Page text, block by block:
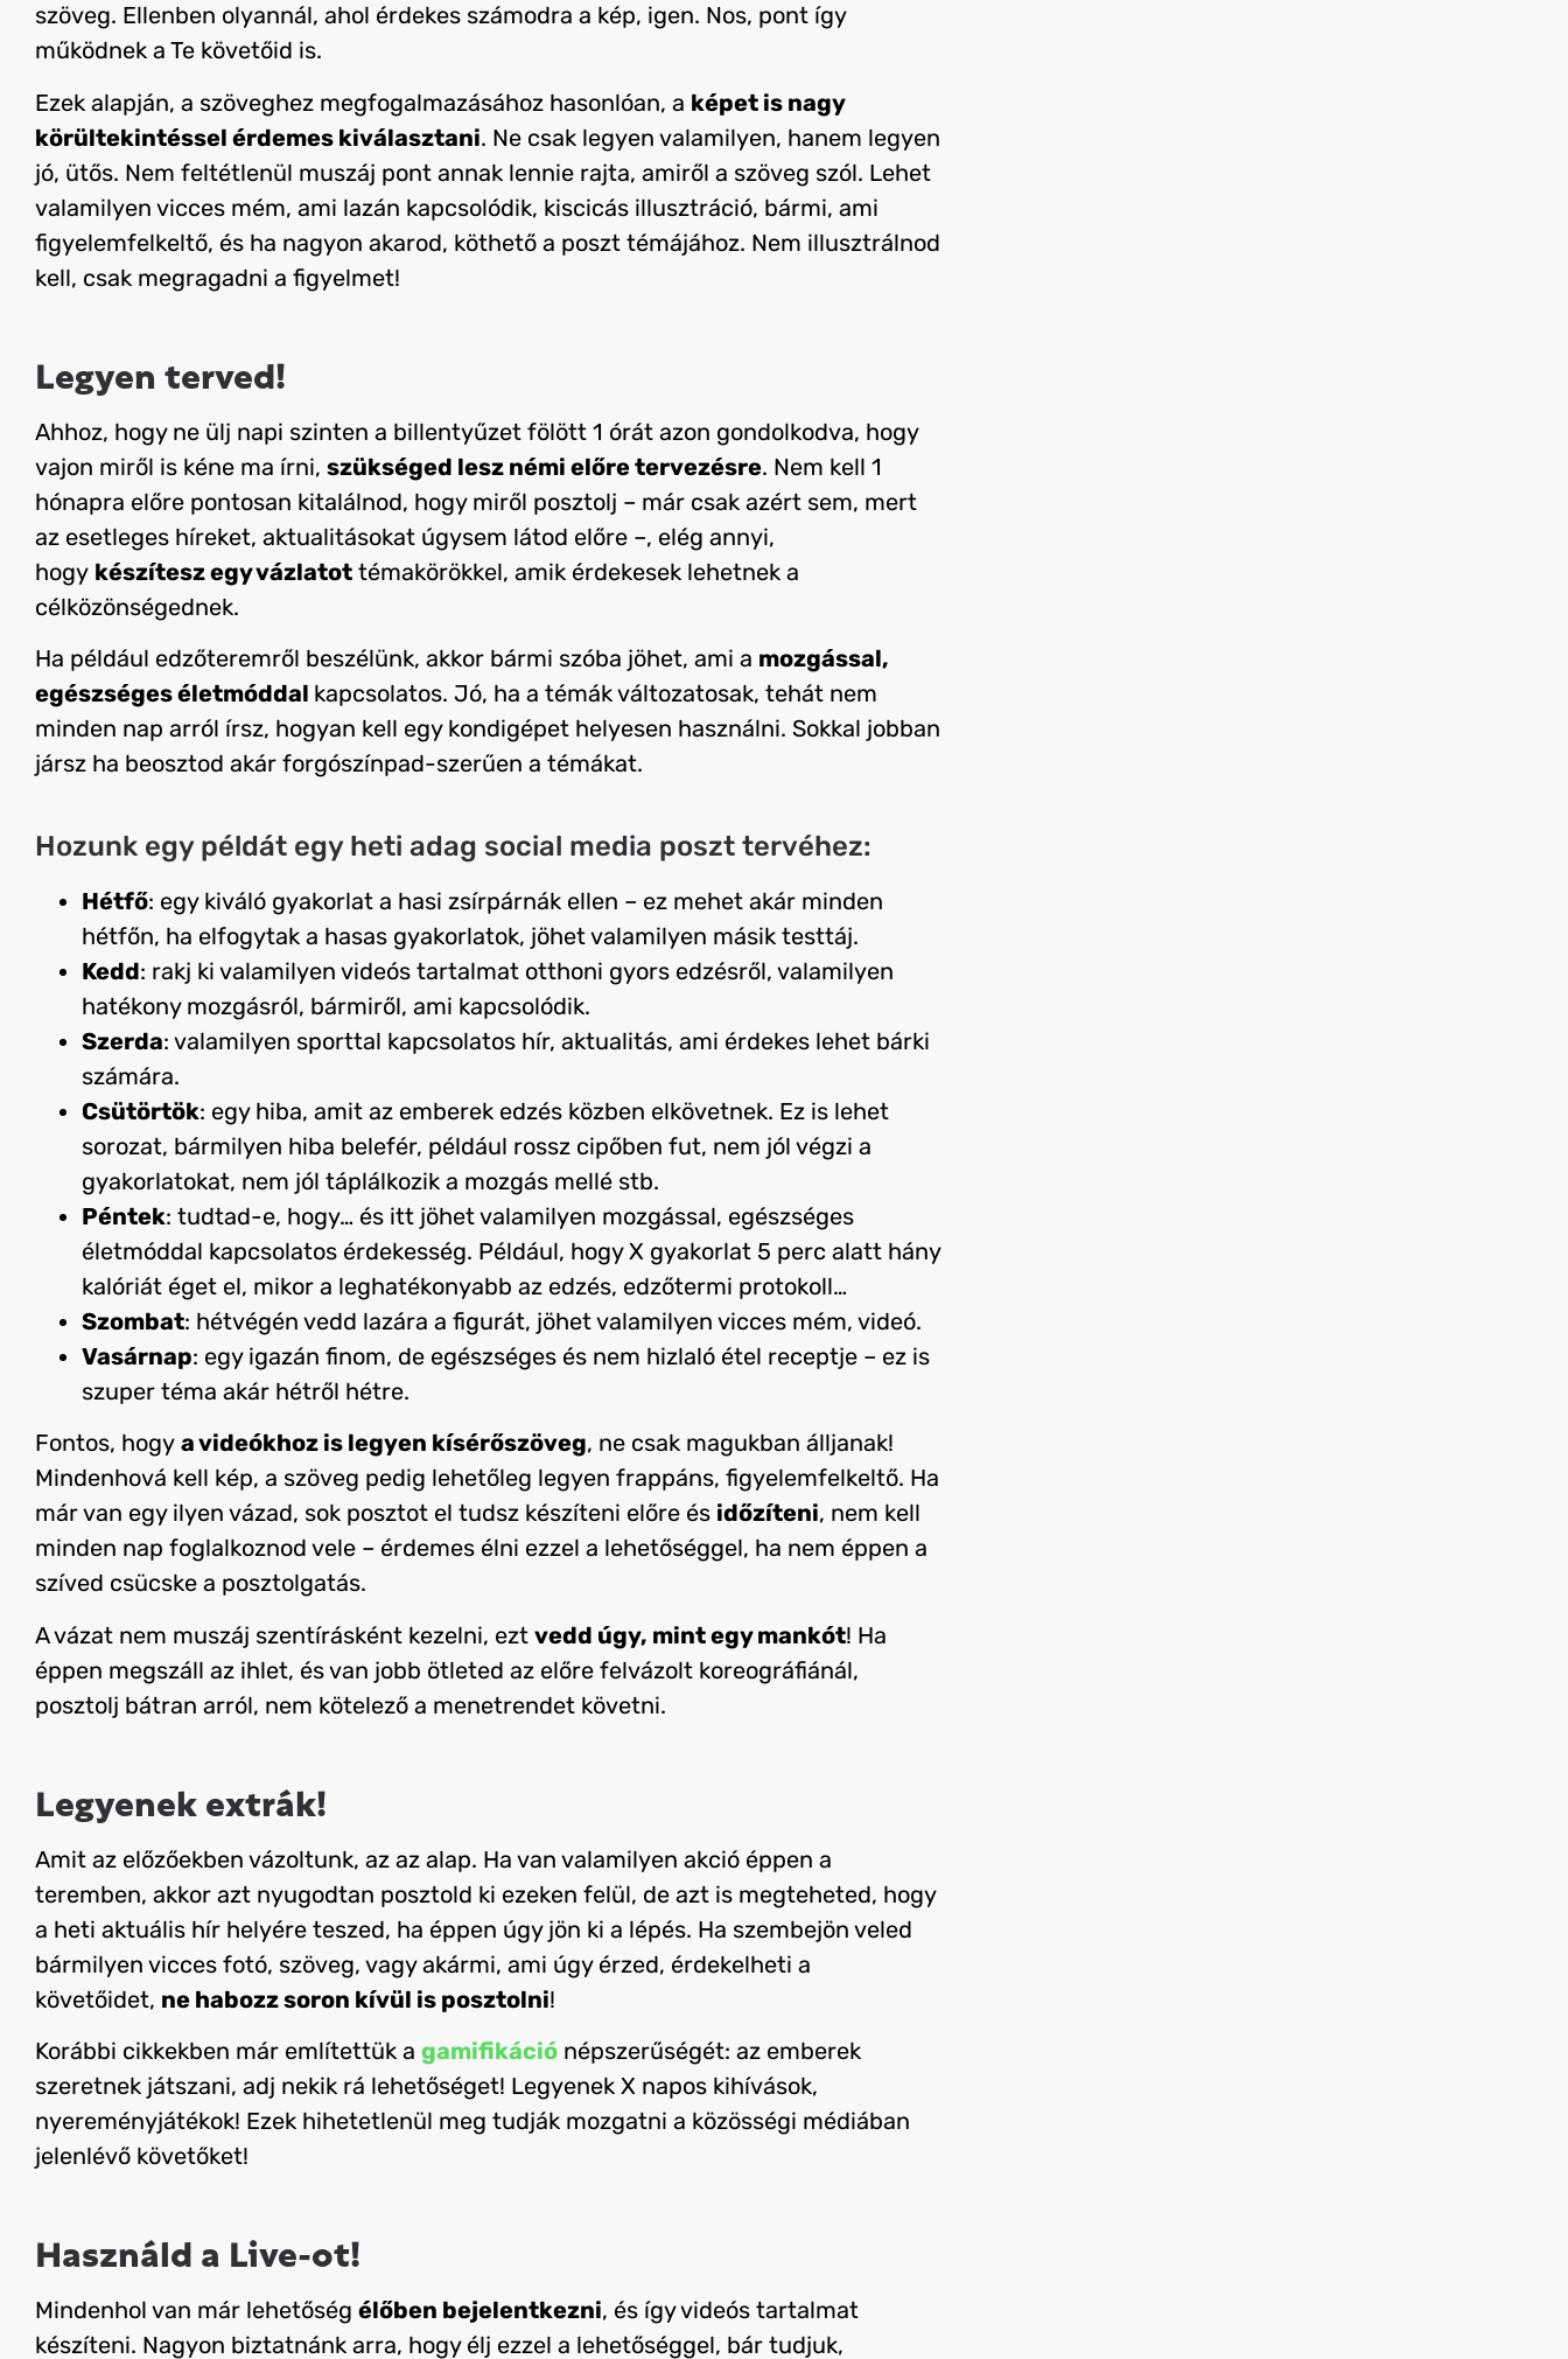
szöveg. Ellenben olyannál, ahol érdekes számodra a kép, igen. Nos, pont így
működnek a Te követőid is.
Ezek alapján, a szöveghez megfogalmazásához hasonlóan, a képet is nagy
körültekintéssel érdemes kiválasztani. Ne csak legyen valamilyen, hanem legyen
jó, ütős. Nem feltétlenül muszáj pont annak lennie rajta, amiről a szöveg szól. Lehet
valamilyen vicces mém, ami lazán kapcsolódik, kiscicás illusztráció, bármi, ami
figyelemfelkeltő, és ha nagyon akarod, köthető a poszt témájához. Nem illusztrálnod
kell, csak megragadni a figyelmet!
Legyen terved!
Ahhoz, hogy ne ülj napi szinten a billentyűzet fölött 1 órát azon gondolkodva, hogy
vajon miről is kéne ma írni, szükséged lesz némi előre tervezésre. Nem kell 1
hónapra előre pontosan kitalálnod, hogy miről posztolj – már csak azért sem, mert
az esetleges híreket, aktualitásokat úgysem látod előre –, elég annyi,
hogy készítesz egy vázlatot témakörökkel, amik érdekesek lehetnek a
célközönségednek.
Ha például edzőteremről beszélünk, akkor bármi szóba jöhet, ami a mozgással,
egészséges életmóddal kapcsolatos. Jó, ha a témák változatosak, tehát nem
minden nap arról írsz, hogyan kell egy kondigépet helyesen használni. Sokkal jobban
jársz ha beosztod akár forgószínpad-szerűen a témákat.
Hozunk egy példát egy heti adag social media poszt tervéhez:
Hétfő: egy kiváló gyakorlat a hasi zsírpárnák ellen – ez mehet akár minden
hétfőn, ha elfogytak a hasas gyakorlatok, jöhet valamilyen másik testtáj.
Kedd: rakj ki valamilyen videós tartalmat otthoni gyors edzésről, valamilyen
hatékony mozgásról, bármiről, ami kapcsolódik.
Szerda: valamilyen sporttal kapcsolatos hír, aktualitás, ami érdekes lehet bárki
számára.
Csütörtök: egy hiba, amit az emberek edzés közben elkövetnek. Ez is lehet
sorozat, bármilyen hiba belefér, például rossz cipőben fut, nem jól végzi a
gyakorlatokat, nem jól táplálkozik a mozgás mellé stb.
Péntek: tudtad-e, hogy… és itt jöhet valamilyen mozgással, egészséges
életmóddal kapcsolatos érdekesség. Például, hogy X gyakorlat 5 perc alatt hány
kalóriát éget el, mikor a leghatékonyabb az edzés, edzőtermi protokoll…
Szombat: hétvégén vedd lazára a figurát, jöhet valamilyen vicces mém, videó.
Vasárnap: egy igazán finom, de egészséges és nem hizlaló étel receptje – ez is
szuper téma akár hétről hétre.
Fontos, hogy a videókhoz is legyen kísérőszöveg, ne csak magukban álljanak!
Mindenhová kell kép, a szöveg pedig lehetőleg legyen frappáns, figyelemfelkeltő. Ha
már van egy ilyen vázad, sok posztot el tudsz készíteni előre és időzíteni, nem kell
minden nap foglalkoznod vele – érdemes élni ezzel a lehetőséggel, ha nem éppen a
szíved csücske a posztolgatás.
A vázat nem muszáj szentírásként kezelni, ezt vedd úgy, mint egy mankót! Ha
éppen megszáll az ihlet, és van jobb ötleted az előre felvázolt koreográfiánál,
posztolj bátran arról, nem kötelező a menetrendet követni.
Legyenek extrák!
Amit az előzőekben vázoltunk, az az alap. Ha van valamilyen akció éppen a
teremben, akkor azt nyugodtan posztold ki ezeken felül, de azt is megteheted, hogy
a heti aktuális hír helyére teszed, ha éppen úgy jön ki a lépés. Ha szembejön veled
bármilyen vicces fotó, szöveg, vagy akármi, ami úgy érzed, érdekelheti a
követőidet, ne habozz soron kívül is posztolni!
Korábbi cikkekben már említettük a gamifikáció népszerűségét: az emberek
szeretnek játszani, adj nekik rá lehetőséget! Legyenek X napos kihívások,
nyereményjátékok! Ezek hihetetlenül meg tudják mozgatni a közösségi médiában
jelenlévő követőket!
Használd a Live-ot!
Mindenhol van már lehetőség élőben bejelentkezni, és így videós tartalmat
készíteni. Nagyon biztatnánk arra, hogy élj ezzel a lehetőséggel, bár tudjuk,